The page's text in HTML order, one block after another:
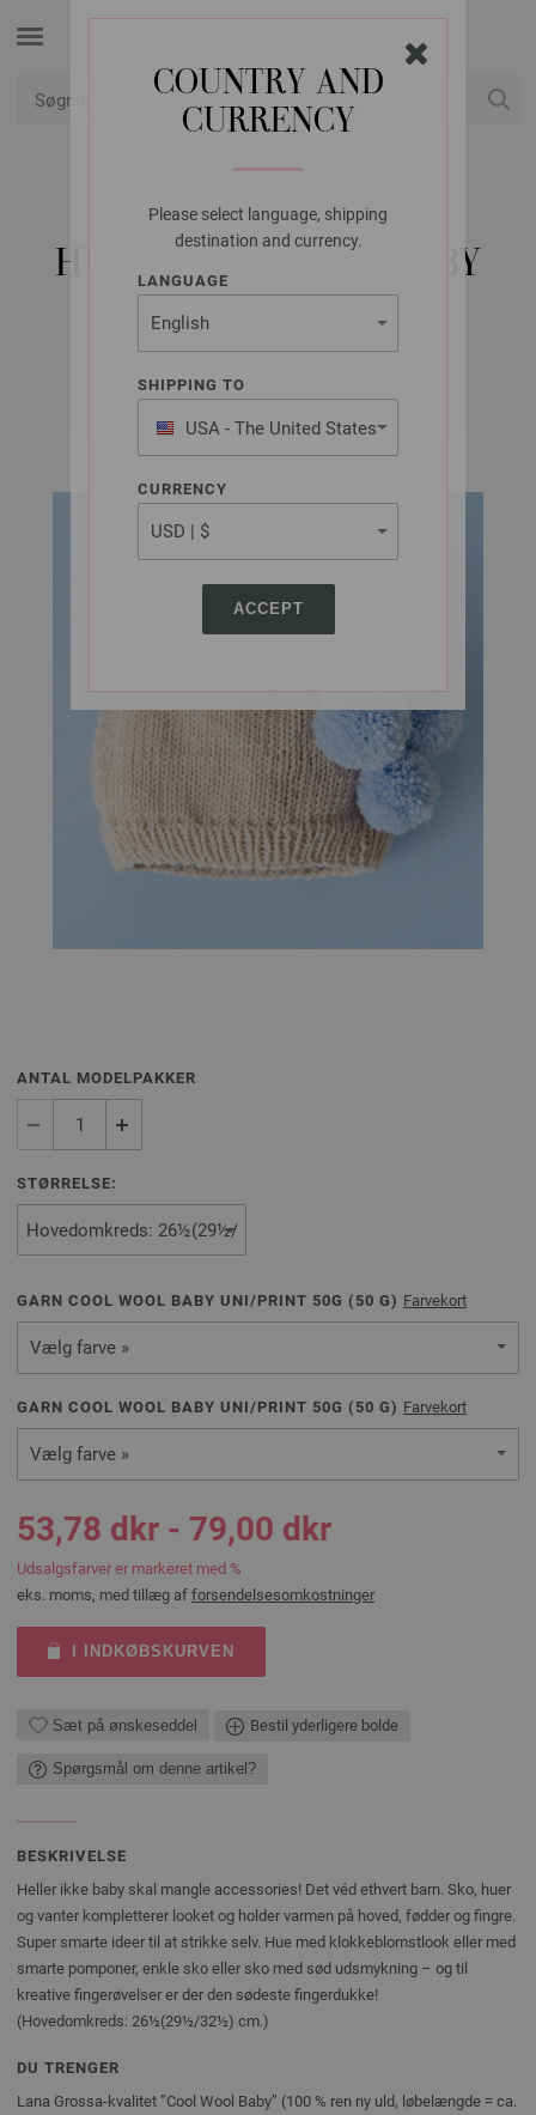
COUNTRY AND
CURRENCY
Please select language, shipping
destination and currency.
LANGUAGE
SHIPPING TO
USA - The United States
of America
CURRENCY
ACCEPT
LANA GROSSA
HUE COOL WOOL BABY
FILATI INFANTI Udgave 10 (DK) | Model 12
ANTAL MODELPAKKER
STØRRELSE:
GARN COOL WOOL BABY UNI/PRINT 50G ( 50 G) Farvekort
Vælg farve »
GARN COOL WOOL BABY UNI/PRINT 50G ( 50 G) Farvekort
Vælg farve »
53,78 dkr - 79,00 dkr
Udsalgsfarver er markeret med %
eks. moms, med tillæg af forsendelsesomkostninger
I INDKØBSKURVEN
Sæt på ønskeseddel Bestil yderligere bolde
Spørgsmål om denne artikel?
BESKRIVELSE
Heller ikke baby skal mangle accessories! Det véd ethvert barn. Sko, huer
og vanter kompletterer looket og holder varmen på hoved, fødder og fingre.
Super smarte ideer til at strikke selv. Hue med klokkeblomstlook eller med
smarte pomponer, enkle sko eller sko med sød udsmykning – og til
kreative fingerøvelser er der den sødeste fingerdukke!
(Hovedomkreds: 26½(29½/32½) cm.)
DU TRENGER
Lana Grossa-kvalitet ”Cool Wool Baby” (100 % ren ny uld, løbelængde = ca.